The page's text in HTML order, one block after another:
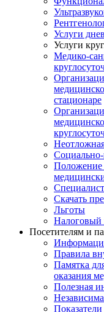
Услуги
Услуги
Медико-
стационаре
Положение
Скачать
Льготы
Налоговый
Посетителям и
Правила
Памятка
оказания
Полезная